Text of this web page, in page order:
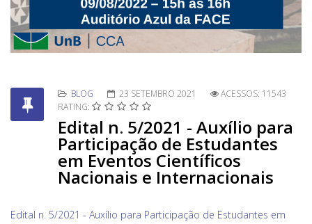
BLOG 23 SETEMBRO 2021
ACESSOS: 11543
RATING:
Edital n. 5/2021 - Auxílio para
Participação de Estudantes
em Eventos Científicos
Nacionais e Internacionais
Edital n. 5/2021 - Auxílio para Participação de Estudantes em